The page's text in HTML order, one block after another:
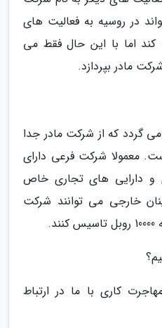
در روسیه به فعالیت های
اما با این حال فقط می
مادر بپردازد.
گردد که از شرکت مادر جدا
معمولا شرکت فرعی دارای
و دارایی های تجاری خاص
خارجی می توانند شرکت
کاری با ما در ارتباط